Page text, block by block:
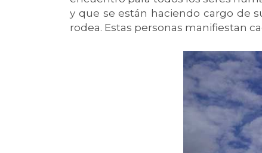
y que se están haciendo cargo de
rodea. Estas personas manifiestan